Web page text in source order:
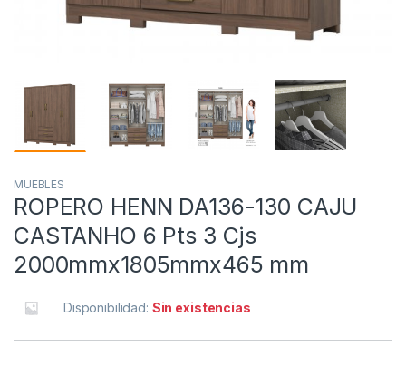
MUEBLES
ROPERO HENN DA136-130 CAJU
CASTANHO 6 Pts 3 Cjs
2000mmx1805mmx465 mm
Disponibilidad: Sin existencias